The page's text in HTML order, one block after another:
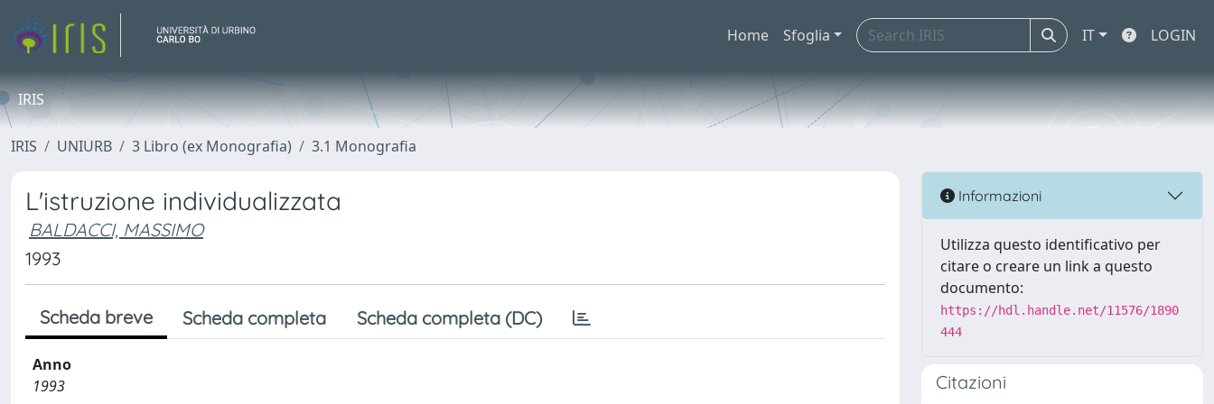
Home Sfoglia IT LOGIN
IRIS
IRIS UNIURB 3 Libro (ex Monografia) 3.1 Monografia
L'istruzione individualizzata
BALDACCI, MASSIMO
1993
Scheda breve Scheda completa Scheda completa (DC)
Anno
1993
Informazioni
Utilizza questo identificativo per
citare o creare un link a questo
documento:
https://hdl.handle.net/11576/1890
444
Citazioni